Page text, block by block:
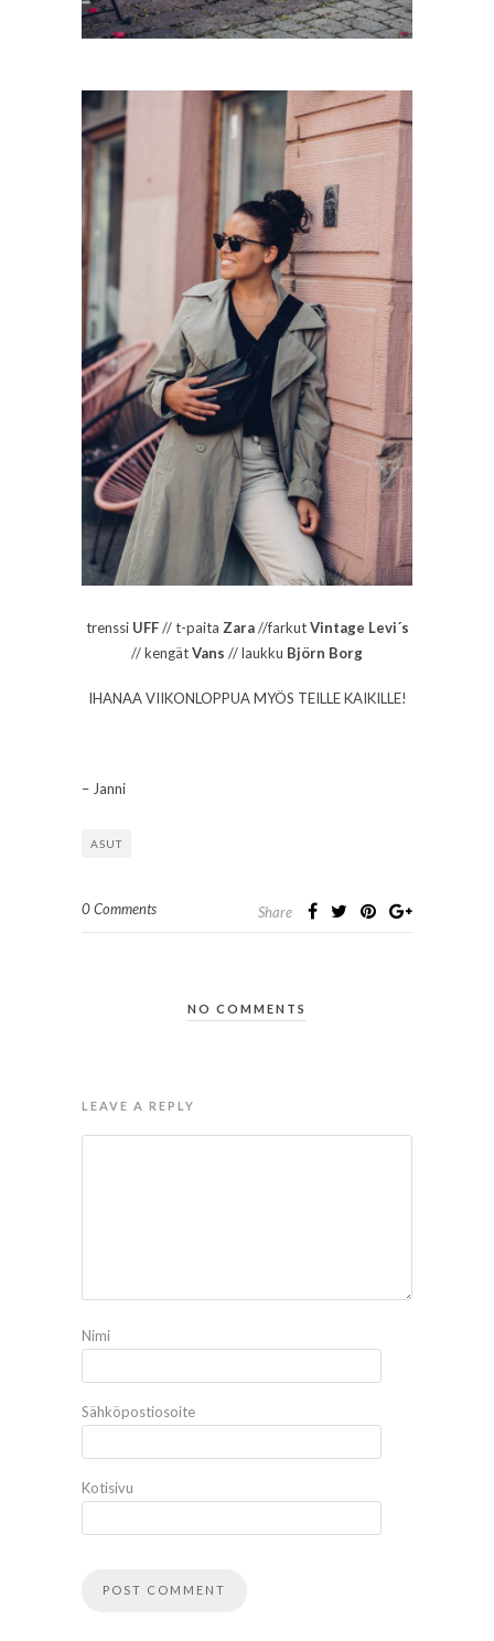
trenssi UFF// t-paita Zara//farkutVintage Levi´s
// kengätVans // laukku Björn Borg
IHANAA VIIKONLOPPUA MYÖS TEILLE KAIKILLE!
– Janni
ASUT
0 Comments Share
NO COMMENTS
LEAVE A REPLY
Nimi
Sähköpostiosoite
Kotisivu